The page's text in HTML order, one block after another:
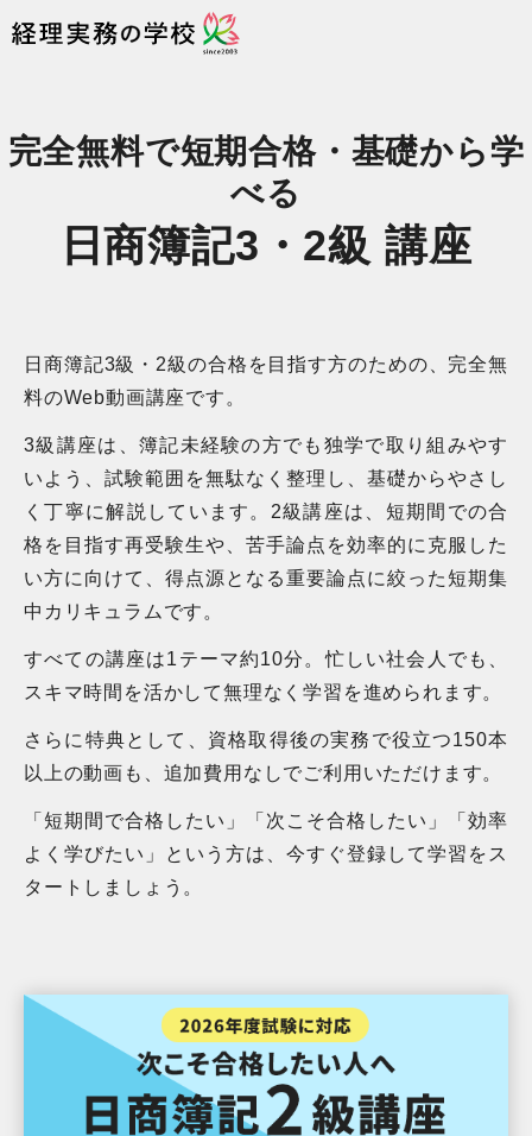
完全無料で短期合格・基礎から学
べる
日商簿記3・2級 講座
日商簿記3級・2級の合格を目指す方のための、完全無
料のWeb動画講座です。
3級講座は、簿記未経験の方でも独学で取り組みやす
いよう、試験範囲を無駄なく整理し、基礎からやさし
く丁寧に解説しています。2級講座は、短期間での合
格を目指す再受験生や、苦手論点を効率的に克服した
い方に向けて、得点源となる重要論点に絞った短期集
中カリキュラムです。
すべての講座は1テーマ約10分。忙しい社会人でも、
スキマ時間を活かして無理なく学習を進められます。
さらに特典として、資格取得後の実務で役立つ150本
以上の動画も、追加費用なしでご利用いただけます。
「短期間で合格したい」「次こそ合格したい」「効率
よく学びたい」という方は、今すぐ登録して学習をス
タートしましょう。